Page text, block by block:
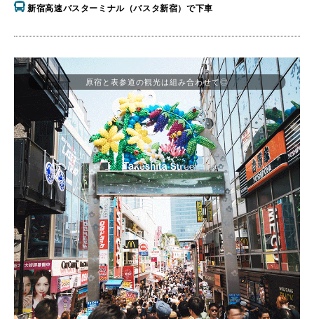
新宿高速バスターミナル（バスタ新宿）で下車
原宿と表参道の観光は組み合わせて◎